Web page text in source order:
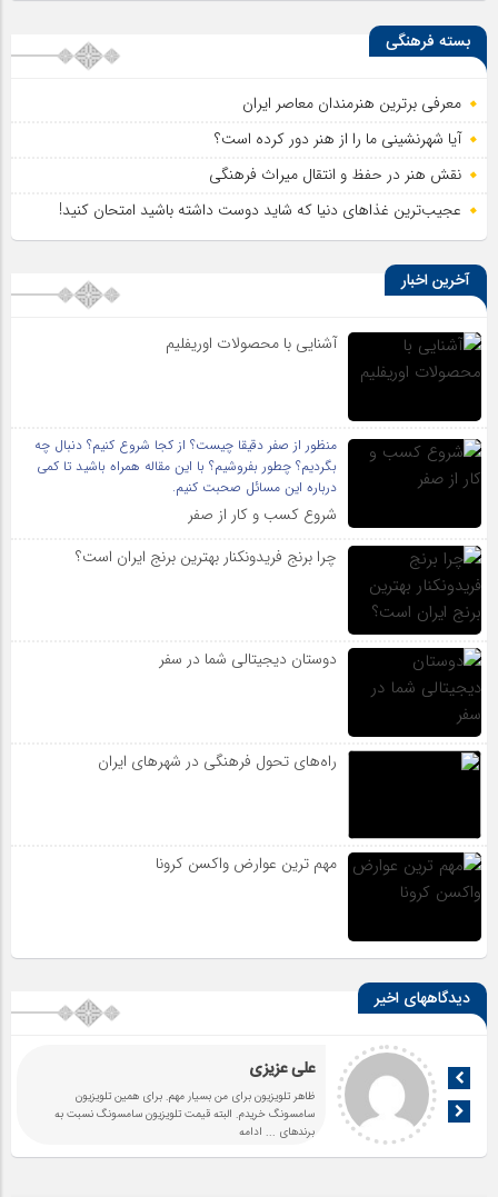
بسته فرهنگی
معرفی برترین هنرمندان معاصر ایران
آیا شهرنشینی ما را از هنر دور کرده است؟
نقش هنر در حفظ و انتقال میراث فرهنگی
عجیب‌ترین غذاهای دنیا که شاید دوست داشته باشید امتحان کنید!
آخرین اخبار
آشنایی با محصولات اوریفلیم
منظور از صفر دقیقا چیست؟ از کجا شروع کنیم؟ دنبال چه
بگردیم؟ چطور بفروشیم؟ با این مقاله همراه باشید تا کمی
درباره این مسائل صحبت کنیم.
شروع کسب و کار از صفر
چرا برنج فریدونکنار بهترین برنج ایران است؟
دوستان دیجیتالی شما در سفر
راه‌های تحول فرهنگی در شهرهای ایران
مهم ترین عوارض واکسن کرونا
دیدگاههای اخیر
علی عزیزی
ظاهر تلویزیون برای من بسیار مهم. برای همین تلویزیون
سامسونگ خریدم. البته قیمت تلویزیون سامسونگ نسبت به
برندهای ... ادامه